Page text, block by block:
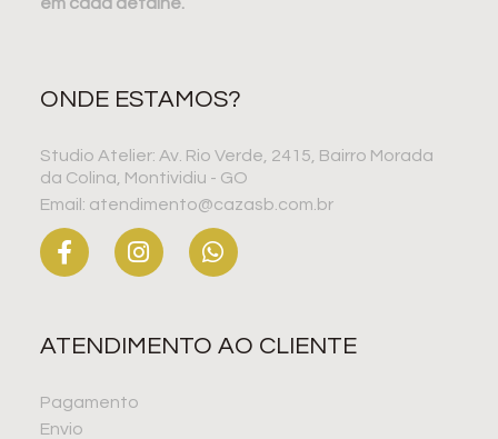
ONDE ESTAMOS?
Studio Atelier: Av. Rio Verde, 2415, Bairro Morada
da Colina, Montividiu - GO
Email: atendimento@cazasb.com.br
ATENDIMENTO AO CLIENTE
Pagamento
Envio